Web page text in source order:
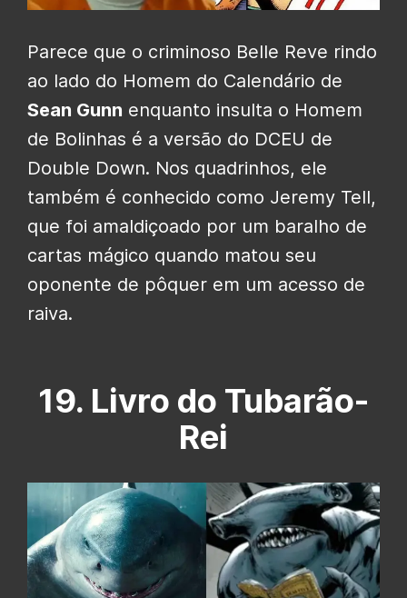
Parece que o criminoso Belle Reve rindo
ao lado do Homem do Calendário de
Sean Gunn enquanto insulta o Homem
de Bolinhas é a versão do DCEU de
Double Down. Nos quadrinhos, ele
também é conhecido como Jeremy Tell,
que foi amaldiçoado por um baralho de
cartas mágico quando matou seu
oponente de pôquer em um acesso de
raiva.
19. Livro do Tubarão-
Rei